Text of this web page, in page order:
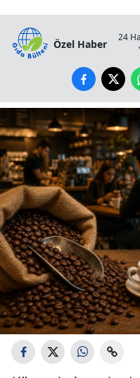
Özel Haber
24